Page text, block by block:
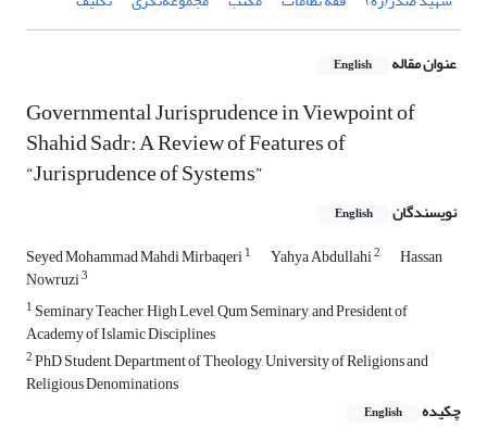
عنوان مقاله English
Governmental Jurisprudence in Viewpoint of
Shahid Sadr: A Review of Features of
“Jurisprudence of Systems”
نویسندگان English
Seyed Mohammad Mahdi Mirbaqeri1 Yahya Abdullahi2 Hassan
Nowruzi3
1 Seminary Teacher, High Level, Qum Seminary, and President of
Academy of Islamic Disciplines
2PhD Student, Department of Theology, University of Religions and
Religious Denominations
چکیده
English